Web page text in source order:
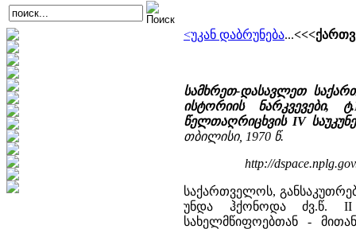
<უკან დაბრუნება...
სამხრეთ-დასავლეთ
ისტორიის
წელთაღრიცხვის IV
თბილისი, 1970 წ.
http://
საქართველოს,
უნდა ჰქონოდა ძვ.წ. II
სახელმწიფოებთან -